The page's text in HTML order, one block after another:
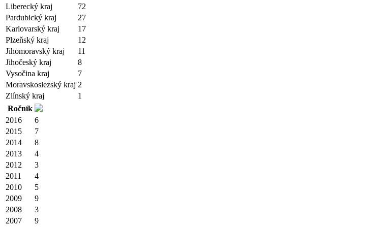
Liberecký kraj
72
Pardubický kraj
27
Karlovarský kraj
17
Plzeňský kraj
12
Jihomoravský kraj
11
Jihočeský kraj
8
Vysočina kraj
7
Moravskoslezský kraj 2
Zlínský kraj
1
Ročník
2016
6
2015
7
2014
8
2013
4
2012
3
2011
4
2010
5
2009
9
2008
3
2007
9